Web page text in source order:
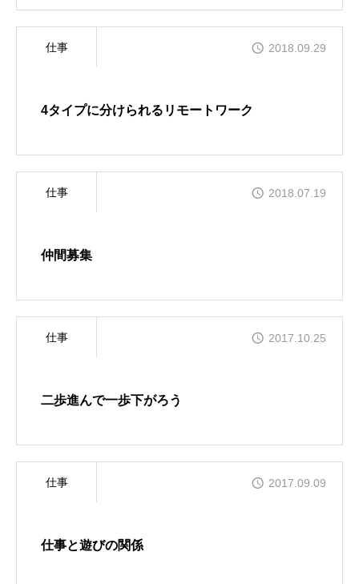
仕事 2018.09.29
4タイプに分けられるリモートワーク
仕事 2018.07.19
仲間募集
仕事 2017.10.25
二歩進んで一歩下がろう
仕事 2017.09.09
仕事と遊びの関係